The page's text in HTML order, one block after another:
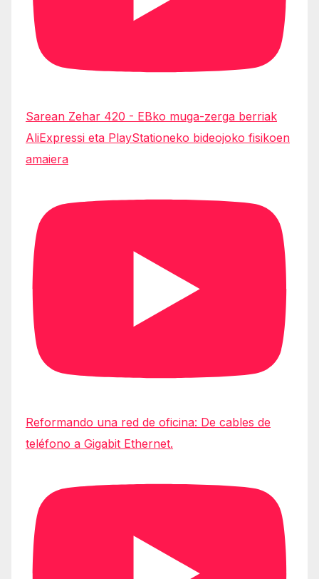
Sarean Zehar 420 - EBko muga-zerga berriak
AliExpressi eta PlayStationeko bideojoko fisikoen
amaiera
Reformando una red de oficina: De cables de
teléfono a Gigabit Ethernet.